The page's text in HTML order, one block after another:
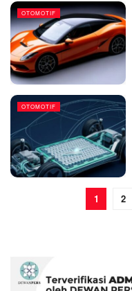
OTOMOTIF
OTOMOTIF
1 2